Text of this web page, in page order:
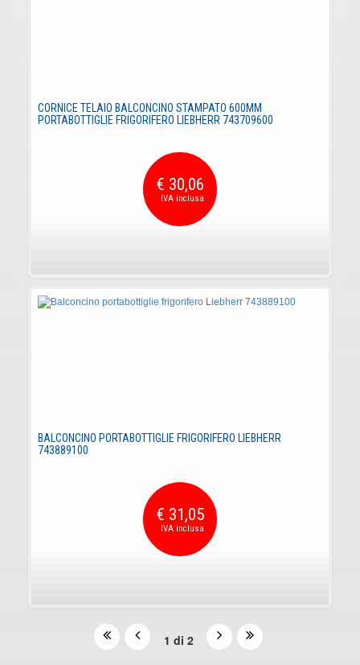
CORNICE TELAIO BALCONCINO STAMPATO 600MM
PORTABOTTIGLIE FRIGORIFERO LIEBHERR 743709600
€ 30,06
BALCONCINO PORTABOTTIGLIE FRIGORIFERO LIEBHERR
743889100
€ 31,05
1 di 2